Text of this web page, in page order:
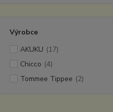
Výrobce
AKUKU (17)
Chicco (4)
Tommee Tippee (2)